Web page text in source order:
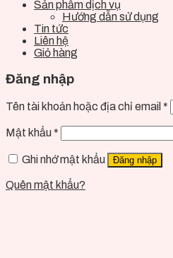
Sản phẩm dịch vụ
Hướng dẫn sử dụng
Tin tức
Liên hệ
Giỏ hàng
Đăng nhập
Tên tài khoản hoặc địa chỉ email *
Mật khẩu *
Ghi nhớ mật khẩu Đăng nhập
Quên mật khẩu?